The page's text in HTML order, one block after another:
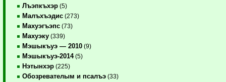
Лъэпкъхэр (5)
Малъхъэдис (273)
Махуэгъэпс (73)
Махуэку (339)
Мэшыкъуэ — 2010 (9)
Мэшыкъуэ-2014(5)
Нэтынхэр (225)
Обозревателым и псалъэ (33)